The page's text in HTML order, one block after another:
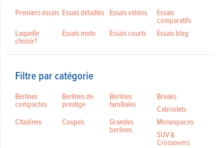
Premiers essais Essais détaillés Essais vidéos Essais
comparatifs
Laquelle
choisir?
Essais moto Essais courts Essais blog
Filtre par catégorie
Berlines
compactes
Berlines de
prestige
Berlines
familiales
Breaks
Cabriolets
Citadines
Coupés Grandes
berlines
Monospaces
SUV &
Crossovers